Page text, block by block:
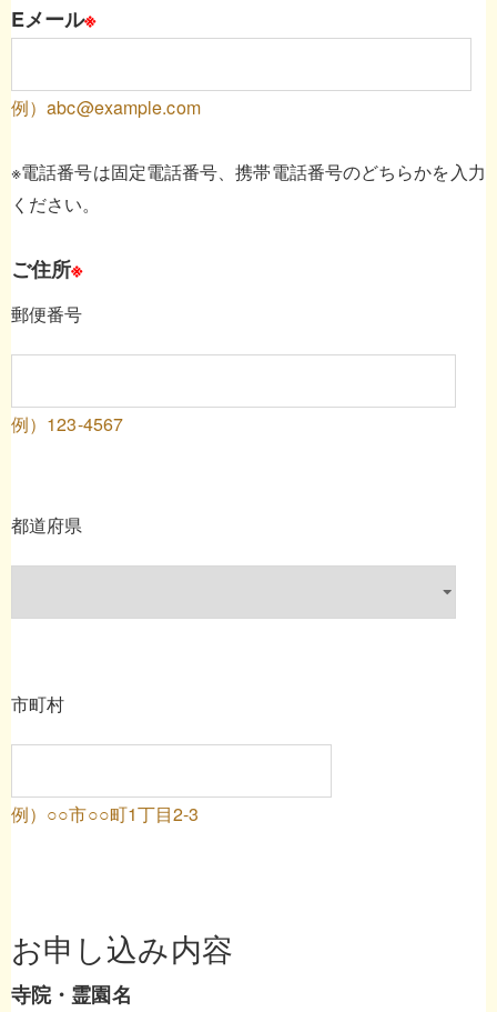
Eメール※
例）abc@example.com
※電話番号は固定電話番号、携帯電話番号のどちらかを入力
ください。
ご住所※
郵便番号
例）123-4567
都道府県
市町村
例）○○市○○町1丁目2-3
お申し込み内容
寺院・霊園名